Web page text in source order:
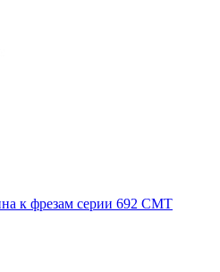
к фрезам серии 692 CMT